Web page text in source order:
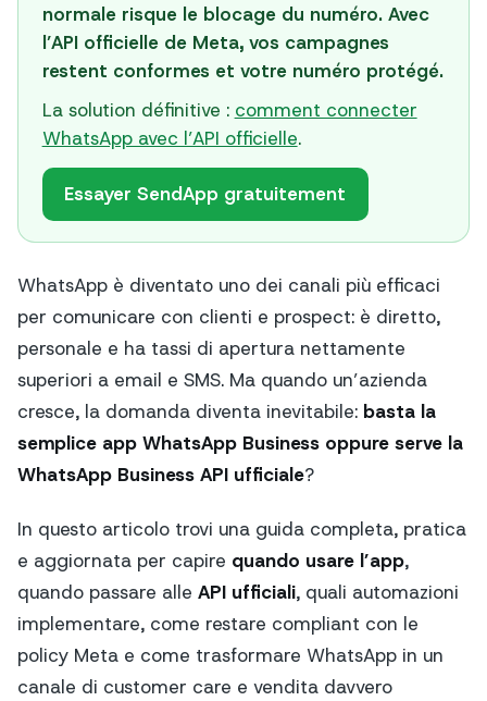
normale risque le blocage du numéro. Avec
l’API officielle de Meta, vos campagnes
restent conformes et votre numéro protégé.
La solution définitive : comment connecter
WhatsApp avec l’API officielle.
Essayer SendApp gratuitement
WhatsApp è diventato uno dei canali più efficaci
per comunicare con clienti e prospect: è diretto,
personale e ha tassi di apertura nettamente
superiori a email e SMS. Ma quando un’azienda
cresce, la domanda diventa inevitabile: basta la
semplice app WhatsApp Business oppure serve la
WhatsApp Business API ufficiale?
In questo articolo trovi una guida completa, pratica
e aggiornata per capire quando usare l’app,
quando passare alle API ufficiali, quali automazioni
implementare, come restare compliant con le
policy Meta e come trasformare WhatsApp in un
canale di customer care e vendita davvero